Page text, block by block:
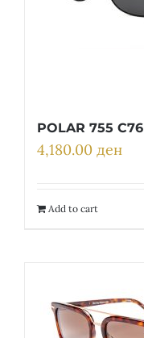
POLAR 755 C76
4,180.00 ден
Add to cart